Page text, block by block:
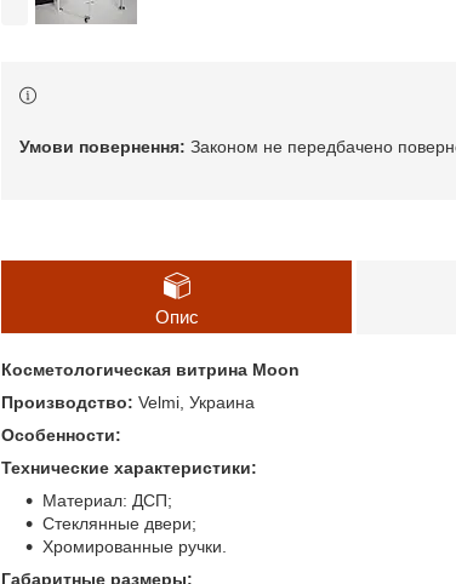
Законом не передбачено
Опис
Косметологическая витрина Moon
Производство: Velmi, Украина
Особенности:
Технические характеристики:
Материал: ДСП;
Стеклянные двери;
Хромированные ручки.
Габаритные размеры: